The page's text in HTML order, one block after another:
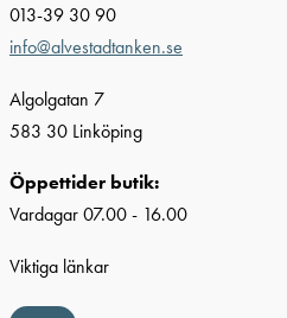
013-39 30 90
info@alvestadtanken.se
Algolgatan 7
583 30 Linköping
Öppettider butik:
Vardagar 07.00 - 16.00
Viktiga länkar